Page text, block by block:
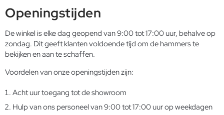
Openingstijden
De winkel is elke dag geopend van 9:00 tot 17:00 uur, behalve op
zondag. Dit geeft klanten voldoende tijd om de hammers te
bekijken en aan te schaffen.
Voordelen van onze openingstijden zijn:
Acht uur toegang tot de showroom
Hulp van ons personeel van 9:00 tot 17:00 uur op weekdagen